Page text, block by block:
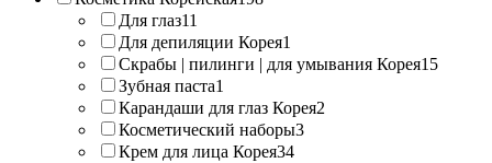
Для глаз11
Для депиляции Корея1
Скрабы | пилинги | для умывания Корея15
Зубная паста1
Карандаши для глаз Корея2
Косметический наборы3
Крем для лица Корея34